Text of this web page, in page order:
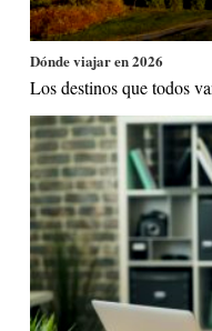
Dónde viajar en 2026
Los destinos que todos